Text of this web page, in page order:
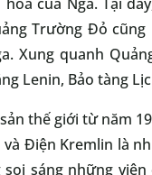
Trường Đỏ
Xung quanh
Lenin, Bảo tàng
thế giới từ năm
Điện Kremlin là
sáng những viên